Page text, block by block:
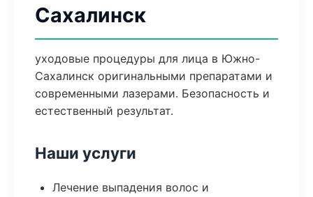
Сахалинск
уходовые процедуры для лица в Южно-
Сахалинск оригинальными препаратами и
современными лазерами. Безопасность и
естественный результат.
Наши услуги
Лечение выпадения волос и